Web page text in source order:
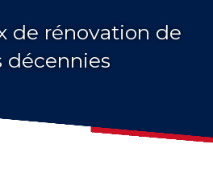
de rénovation de
décennies